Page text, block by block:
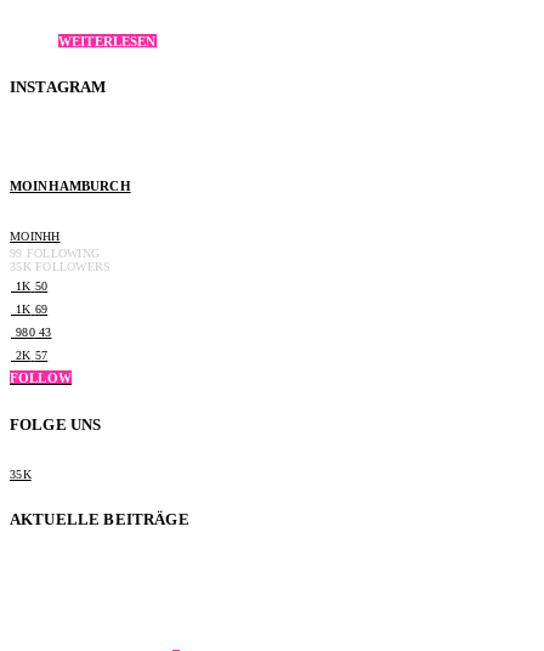
WEITERLESEN
INSTAGRAM
MOINHAMBURCH
MOINHH
99 FOLLOWING
35KFOLLOWERS
1K 50
1K 69
980 43
2K 57
FOLLOW
FOLGE UNS
35K
AKTUELLE BEITRÄGE